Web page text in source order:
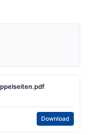
Download